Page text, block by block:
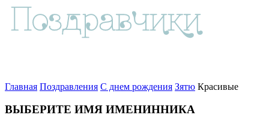
Главная Поздравления С днем рождения Зятю Красивые
ВЫБЕРИТЕ ИМЯ ИМЕНИННИКА